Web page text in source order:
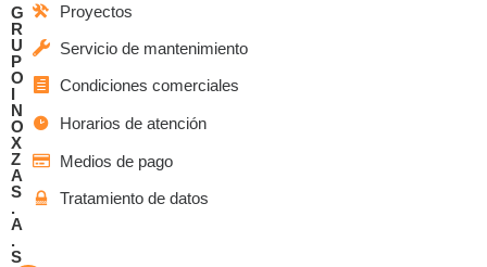
G
R
U
P
O
I
N
O
X
Z
A
S
.
A
.
S
Proyectos
Servicio de mantenimiento
Condiciones comerciales
Horarios de atención
Medios de pago
Tratamiento de datos